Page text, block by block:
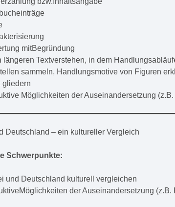
mitBegründung
längeren Textverstehen, in dem
sammeln, Handlungsmotive von Figuren
gliedern
Möglichkeiten der Auseinandersetzung
Deutschland – ein kultureller Vergleich
Schwerpunkte:
und Deutschland kulturell vergleichen
der Auseinandersetzung (z.B.